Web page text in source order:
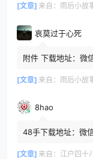
[文章] 来自： 雨后小故
哀莫过于心死
附件 下载地址：微
或保存下方二维码
[文章] 来自： 雨后小故
8hao
48手下载地址：微
或保存下方二维码微
[文章] 来自： 江户四十